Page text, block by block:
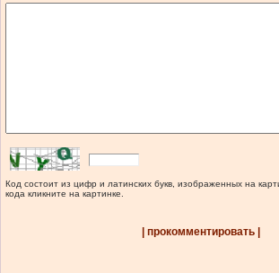
Код состоит из цифр и латинских букв, изображенных на
кода кликните на картинке.
| прокомментировать |